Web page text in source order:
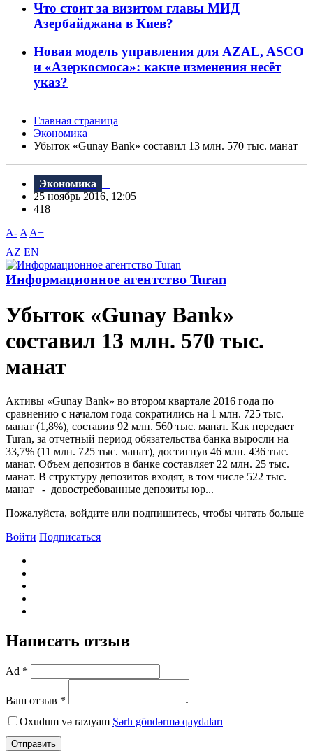
Что стоит за визитом главы МИД
Азербайджана в Киев?
Новая модель управления для AZAL, ASCO
и «Азеркосмоса»: какие изменения несёт
указ?
Главная страница
Экономика
Убыток «Gunay Вank» составил 13 млн. 570 тыс. манат
Экономика
25 ноябрь 2016, 12:05
418
A- A A+
AZ EN
Информационное агентство Turan
Убыток «Gunay Вank»
составил 13 млн. 570 тыс.
манат
Активы «Gunay Вank» во втором квартале 2016 года по
сравнению с началом года сократились на 1 млн. 725 тыс.
манат (1,8%), составив 92 млн. 560 тыс. манат. Как передает
Turan, за отчетный период обязательства банка выросли на
33,7% (11 млн. 725 тыс. манат), достигнув 46 млн. 436 тыс.
манат. Объем депозитов в банке составляет 22 млн. 25 тыс.
манат. В структуру депозитов входят, в том числе 522 тыс.
манат - довостребованные депозиты юр...
Пожалуйста, войдите или подпишитесь, чтобы читать больше
Войти Подписаться
Написать отзыв
Ad *
Ваш отзыв *
Oxudum və razıyam Şərh göndərmə qaydaları
Отправить